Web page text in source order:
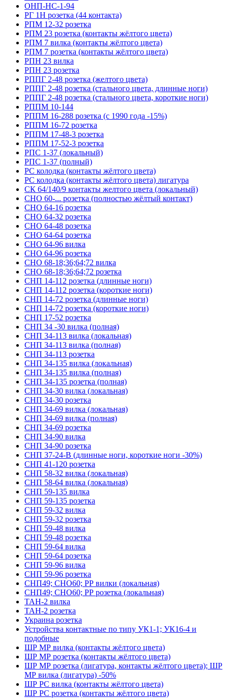
ОНП-НС-1-94
РГ 1Н розетка (44 контакта)
РПМ 12-32 розетка
РПМ 23 розетка (контакты жёлтого цвета)
РПМ 7 вилка (контакты жёлтого цвета)
РПМ 7 розетка (контакты жёлтого цвета)
РПН 23 вилка
РПН 23 розетка
РППГ 2-48 розетка (желтого цвета)
РППГ 2-48 розетка (стального цвета, длинные ноги)
РППГ 2-48 розетка (стального цвета, короткие ноги)
РППМ 10-144
РППМ 16-288 розетка (с 1990 года -15%)
РППМ 16-72 розетка
РППМ 17-48-3 розетка
РППМ 17-52-3 розетка
РПС 1-37 (локальный)
РПС 1-37 (полный)
РС колодка (контакты жёлтого цвета)
РС колодка (контакты жёлтого цвета) лигатура
СК 64/140/9 контакты желтого цвета (локальный)
СНО 60-... розетка (полностью жёлтый контакт)
СНО 64-16 розетка
СНО 64-32 розетка
СНО 64-48 розетка
СНО 64-64 розетка
СНО 64-96 вилка
СНО 64-96 розетка
СНО 68-18;36;64;72 вилка
СНО 68-18;36;64;72 розетка
СНП 14-112 розетка (длинные ноги)
СНП 14-112 розетка (короткие ноги)
СНП 14-72 розетка (длинные ноги)
СНП 14-72 розетка (короткие ноги)
СНП 17-52 розетка
СНП 34 -30 вилка (полная)
СНП 34-113 вилка (локальная)
СНП 34-113 вилка (полная)
СНП 34-113 розетка
СНП 34-135 вилка (локальная)
СНП 34-135 вилка (полная)
СНП 34-135 розетка (полная)
СНП 34-30 вилка (локальная)
СНП 34-30 розетка
СНП 34-69 вилка (локальная)
СНП 34-69 вилка (полная)
СНП 34-69 розетка
СНП 34-90 вилка
СНП 34-90 розетка
СНП 37-24-В (длинные ноги, короткие ноги -30%)
СНП 41-120 розетка
СНП 58-32 вилка (локальная)
СНП 58-64 вилка (локальная)
СНП 59-135 вилка
СНП 59-135 розетка
СНП 59-32 вилка
СНП 59-32 розетка
СНП 59-48 вилка
СНП 59-48 розетка
СНП 59-64 вилка
СНП 59-64 розетка
СНП 59-96 вилка
СНП 59-96 розетка
СНП49; СНО60; РР вилки (локальная)
СНП49; СНО60; РР розетка (локальная)
ТАН-2 вилка
ТАН-2 розетка
Украина розетка
Устройства контактные по типу УК1-1; УК16-4 и
подобные
ШР МР вилка (контакты жёлтого цвета)
ШР МР розетка (контакты жёлтого цвета)
ШР МР розетка (лигатура, контакты жёлтого цвета); ШР
МР вилка (лигатура) -50%
ШР РС вилка (контакты жёлтого цвета)
ШР РС розетка (контакты жёлтого цвета)